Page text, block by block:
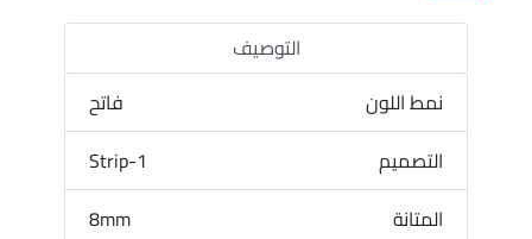
التوصيف
نمط اللون
فاتح
التصميم
1-Strip
المتانة
8mm